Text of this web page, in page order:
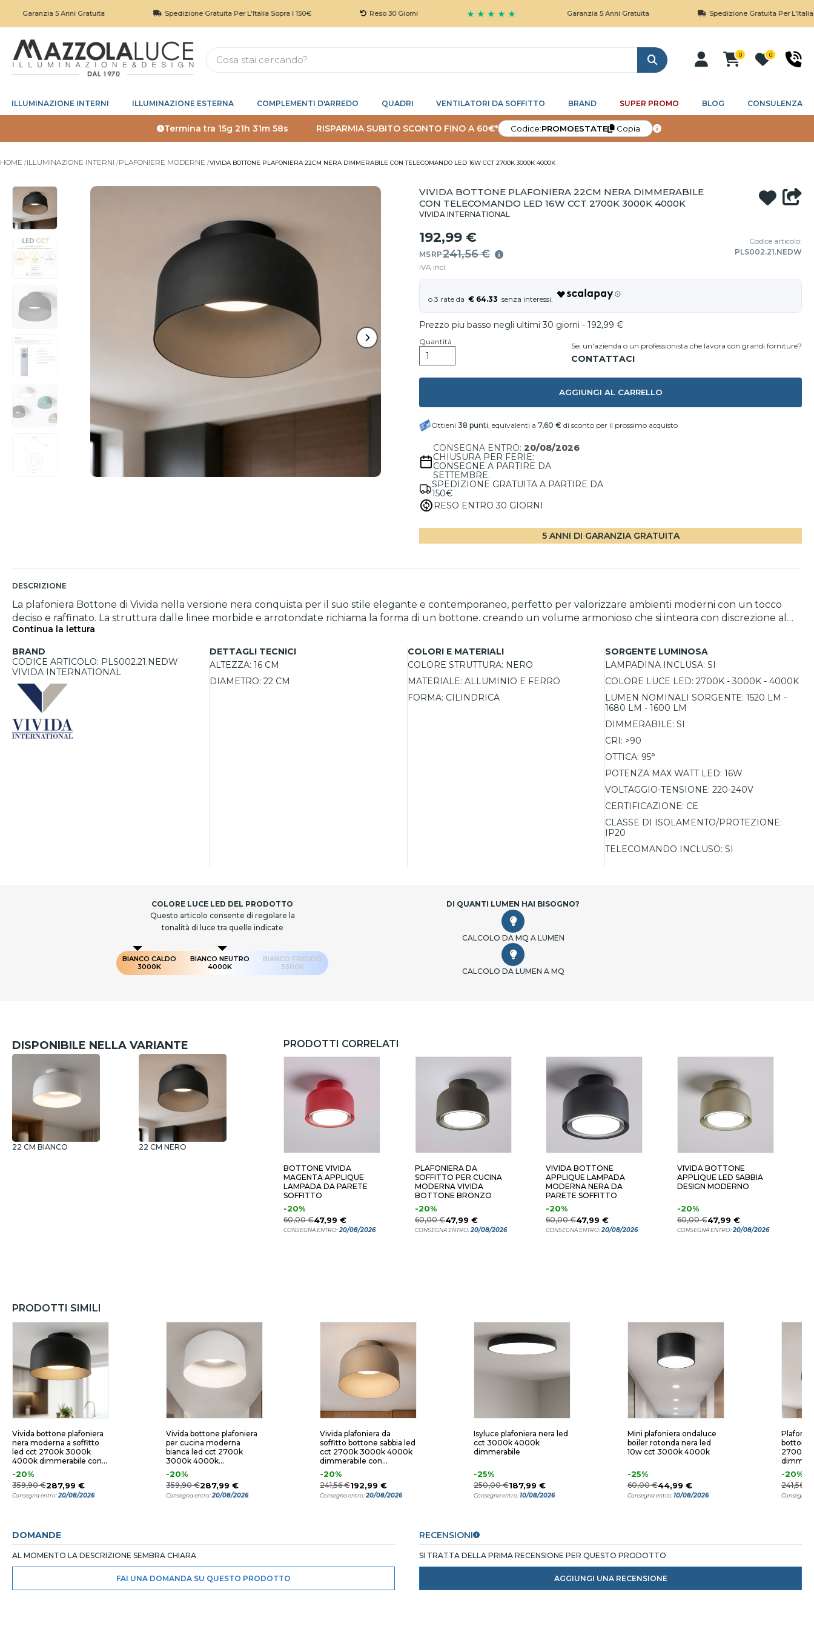
5 Anni Gratuita Spedizione Gratuita Per L'Italia Sopra I 150€ Reso 30 Giorni ★ ★ ★ ★ ★ Garanzia 5 Anni Gratuita Spedizione Gratuita Per L'Italia Sopra I
Cerca
0 0
ILLUMINAZIONE INTERNI ILLUMINAZIONE ESTERNA COMPLEMENTI D'ARREDO QUADRI VENTILATORI DA SOFFITTO BRAND SUPER PROMO BLOG CONSULENZA
Termina tra 15g 21h 31m 57s RISPARMIA SUBITO SCONTO FINO A 60€* Codice:PROMOESTATE Copia
HOME ILLUMINAZIONE INTERNI PLAFONIERE MODERNE VIVIDA BOTTONE PLAFONIERA 22CM NERA DIMMERABILE CON TELECOMANDO LED 16W CCT 2700K 3000K 4000K
VIVIDA BOTTONE PLAFONIERA 22CM NERA DIMMERABILE
CON TELECOMANDO LED 16W CCT 2700K 3000K 4000K
VIVIDA INTERNATIONAL
192,99 €
MSRP241,56 €
IVA incl.
Codice articolo:
PLS002.21.NEDW
€ 64.33
Prezzo piu basso negli ultimi 30 giorni - 192,99 €
Quantità Sei un'azienda o un professionista che lavora con grandi forniture?
AGGIUNGI AL CARRELLO
Ottieni 38 punti, equivalenti a 7,60 € di sconto per il prossimo acquisto
CONSEGNA ENTRO:20/08/2026
CHIUSURA PER FERIE:
CONSEGNE A PARTIRE DA
SETTEMBRE.
SPEDIZIONE GRATUITA A PARTIRE DA
150€
RESO ENTRO 30 GIORNI
5 ANNI DI GARANZIA GRATUITA
DESCRIZIONE
La plafoniera Bottone di Vivida nella versione nera conquista per il suo stile elegante e contemporaneo, perfetto per valorizzare ambienti moderni con un tocco
deciso e raffinato. La struttura dalle linee morbide e arrotondate richiama la forma di un bottone, creando un volume armonioso che si integra con discrezione al
soffitto. La finitura soft touch nera esalta la purezza del design e dona profondità visiva all'ambiente, rendendola ideale per soggiorni, cucine e corridoi dal gusto
minimal o ricercato. Dotata di led integrato da 16W, è molto apprezzata per la sua versatilità: grazie al telecomando incluso permette di regolare intensità luminosa
e temperatura colore da 2700K a 4000K, adattando la luce a ogni esigenza quotidiana. Perfetta anche per installazioni multiple in serie.
Continua la lettura
BRAND
CODICE ARTICOLO: PLS002.21.NEDW
VIVIDA INTERNATIONAL
DETTAGLI TECNICI
ALTEZZA: 16 CM
DIAMETRO: 22 CM
COLORI E MATERIALI
COLORE STRUTTURA: NERO
MATERIALE: ALLUMINIO E FERRO
FORMA: CILINDRICA
SORGENTE LUMINOSA
LAMPADINA INCLUSA: SI
COLORE LUCE LED: 2700K - 3000K - 4000K
LUMEN NOMINALI SORGENTE: 1520 LM -
1680 LM - 1600 LM
DIMMERABILE: SI
CRI: >90
OTTICA: 95°
POTENZA MAX WATT LED: 16W
VOLTAGGIO-TENSIONE: 220-240V
CERTIFICAZIONE: CE
CLASSE DI ISOLAMENTO/PROTEZIONE:
IP20
TELECOMANDO INCLUSO: SI
COLORE LUCE LED DEL PRODOTTO
Questo articolo consente di regolare la
tonalità di luce tra quelle indicate
BIANCO CALDO
3000K
BIANCO NEUTRO
4000K
BIANCO FREDDO
5500K
DI QUANTI LUMEN HAI BISOGNO?
CALCOLO DA MQ A LUMEN
CALCOLO DA LUMEN A MQ
DISPONIBILE NELLA VARIANTE
22 CM BIANCO 22 CM NERO
PRODOTTI CORRELATI
BOTTONE VIVIDA
MAGENTA APPLIQUE
LAMPADA DA PARETE
SOFFITTO
-20%
60,00 €47,99 €
CONSEGNA ENTRO:20/08/2026
PLAFONIERA DA
SOFFITTO PER CUCINA
MODERNA VIVIDA
BOTTONE BRONZO
-20%
60,00 €47,99 €
CONSEGNA ENTRO:20/08/2026
VIVIDA BOTTONE
APPLIQUE LAMPADA
MODERNA NERA DA
PARETE SOFFITTO
-20%
60,00 €47,99 €
CONSEGNA ENTRO:20/08/2026
VIVIDA BOTTONE
APPLIQUE LED SABBIA
DESIGN MODERNO
-20%
60,00 €47,99 €
CONSEGNA ENTRO:20/08/2026
PRODOTTI SIMILI
Vivida bottone plafoniera
nera moderna a soffitto
led cct 2700k 3000k
4000k dimmerabile con
telecomando
-20%
359,90 €287,99 €
Consegna entro:20/08/2026
Vivida bottone plafoniera
per cucina moderna
bianca led cct 2700k
3000k 4000k
dimmerabile con
telecomando
-20%
359,90 €287,99 €
Consegna entro:20/08/2026
Vivida plafoniera da
soffitto bottone sabbia led
cct 2700k 3000k 4000k
dimmerabile con
telecomando 22cm
-20%
241,56 €192,99 €
Consegna entro:20/08/2026
Isyluce plafoniera nera led
cct 3000k 4000k
dimmerabile
-25%
250,00 €187,99 €
Consegna entro:10/08/2026
Mini plafoniera ondaluce
boiler rotonda nera led
10w cct 3000k 4000k
-25%
60,00 €44,99 €
Consegna entro:10/08/2026
bottone
2700k
cm
-20%
241,56 €
Consegna
DOMANDE
AL MOMENTO LA DESCRIZIONE SEMBRA CHIARA
FAI UNA DOMANDA SU QUESTO PRODOTTO
RECENSIONI
SI TRATTA DELLA PRIMA RECENSIONE PER QUESTO PRODOTTO
AGGIUNGI UNA RECENSIONE